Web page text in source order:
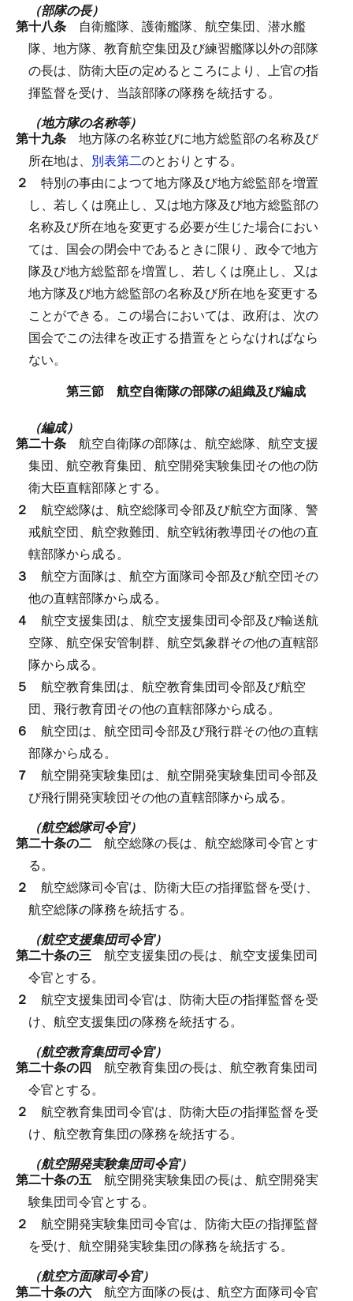
（部隊の長）
第十八条 自衛艦隊、護衛艦隊、航空集団、潜水艦
隊、地方隊、教育航空集団及び練習艦隊以外の部隊
の長は、防衛大臣の定めるところにより、上官の指
揮監督を受け、当該部隊の隊務を統括する。
（地方隊の名称等）
第十九条 地方隊の名称並びに地方総監部の名称及び
所在地は、 別表第二のとおりとする。
２ 特別の事由によつて地方隊及び地方総監部を増置
し、若しくは廃止し、又は地方隊及び地方総監部の
名称及び所在地を変更する必要が生じた場合におい
ては、国会の閉会中であるときに限り、政令で地方
隊及び地方総監部を増置し、若しくは廃止し、又は
地方隊及び地方総監部の名称及び所在地を変更する
ことができる。 この場合においては、政府は、次の
国会でこの法律を改正する措置をとらなければなら
ない。
第三節 航空自衛隊の部隊の組織及び編成
（編成）
第二十条 航空自衛隊の部隊は、航空総隊、航空支援
集団、航空教育集団、航空開発実験集団その他の防
衛大臣直轄部隊とする。
２ 航空総隊は、航空総隊司令部及び航空方面隊、警
戒航空団、航空救難団、航空戦術教導団その他の直
轄部隊から成る。
３ 航空方面隊は、航空方面隊司令部及び航空団その
他の直轄部隊から成る。
４ 航空支援集団は、航空支援集団司令部及び輸送航
空隊、航空保安管制群、航空気象群その他の直轄部
隊から成る。
５ 航空教育集団は、航空教育集団司令部及び航空
団、飛行教育団その他の直轄部隊から成る。
６ 航空団は、航空団司令部及び飛行群その他の直轄
部隊から成る。
７ 航空開発実験集団は、航空開発実験集団司令部及
び飛行開発実験団その他の直轄部隊から成る。
（航空総隊司令官）
第二十条の二 航空総隊の長は、航空総隊司令官とす
る。
２ 航空総隊司令官は、防衛大臣の指揮監督を受け、
航空総隊の隊務を統括する。
（航空支援集団司令官）
第二十条の三 航空支援集団の長は、航空支援集団司
令官とする。
２ 航空支援集団司令官は、防衛大臣の指揮監督を受
け、航空支援集団の隊務を統括する。
（航空教育集団司令官）
第二十条の四 航空教育集団の長は、航空教育集団司
令官とする。
２ 航空教育集団司令官は、防衛大臣の指揮監督を受
け、航空教育集団の隊務を統括する。
（航空開発実験集団司令官）
第二十条の五 航空開発実験集団の長は、航空開発実
験集団司令官とする。
２ 航空開発実験集団司令官は、防衛大臣の指揮監督
を受け、航空開発実験集団の隊務を統括する。
（航空方面隊司令官）
第二十条の六 航空方面隊の長は、航空方面隊司令官